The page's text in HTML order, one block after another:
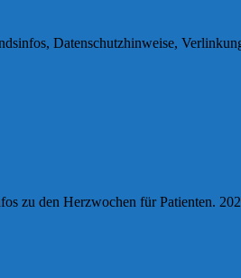
Datenschutzhinweise,
zu den Herzwochen für Patienten.